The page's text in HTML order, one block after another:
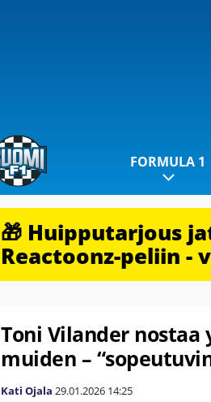
FORMULA 1
🎁 Huipputarjous
Reactoonz-peliin -
Toni Vilander
muiden –
Kati Ojala 29.01.2026 14:25